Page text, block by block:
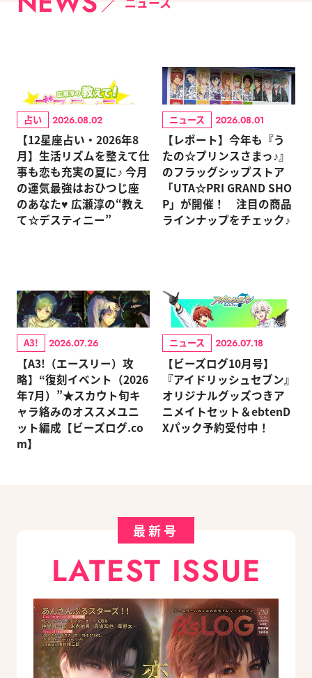
占い 2026.08.02
【12星座占い・2026年8
月】生活リズムを整えて仕
事も恋も充実の夏に♪ 今月
の運気最強はおひつじ座
のあなた♥ 広瀬淳の“教え
て☆デスティニー”
ニュース 2026.08.01
【レポート】今年も『う
たの☆プリンスさまっ♪』
のフラッグシップストア
「UTA☆PRI GRAND SHO
P」が開催！ 注目の商品
ラインナップをチェック♪
A3! 2026.07.26
【A3!（エースリー）攻
略】“復刻イベント（2026
年7月）”★スカウト旬キ
ャラ絡みのオススメユニ
ット編成【ビーズログ.co
m】
ニュース 2026.07.18
【ビーズログ10月号】
『アイドリッシュセブン』
オリジナルグッズつきア
ニメイトセット＆ebtenD
Xパック予約受付中！
最新号
LATEST ISSUE